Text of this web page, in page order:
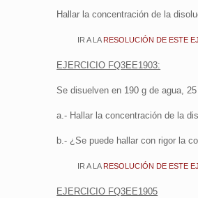
Hallar la concentración de la
IR A LA RESOLUCIÓN DE ESTE
EJERCICIO FQ3EE1903:
Se disuelven en 190 g de agua,
a.- Hallar la concentración de la
b.- ¿Se puede hallar con rigor la
IR A LA RESOLUCIÓN DE ESTE
EJERCICIO FQ3EE1905